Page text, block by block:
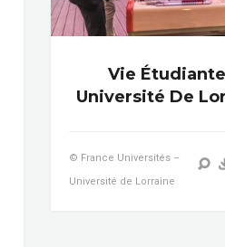
Vie
Université De
© France Universités –
Université de Lorraine